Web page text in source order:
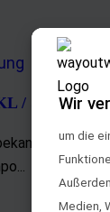
/ Shorty
Wir
um die
Medien,